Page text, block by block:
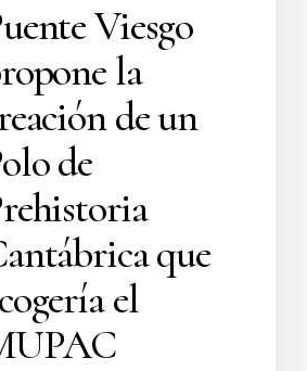
Viesgo
la
de un
de
que
el